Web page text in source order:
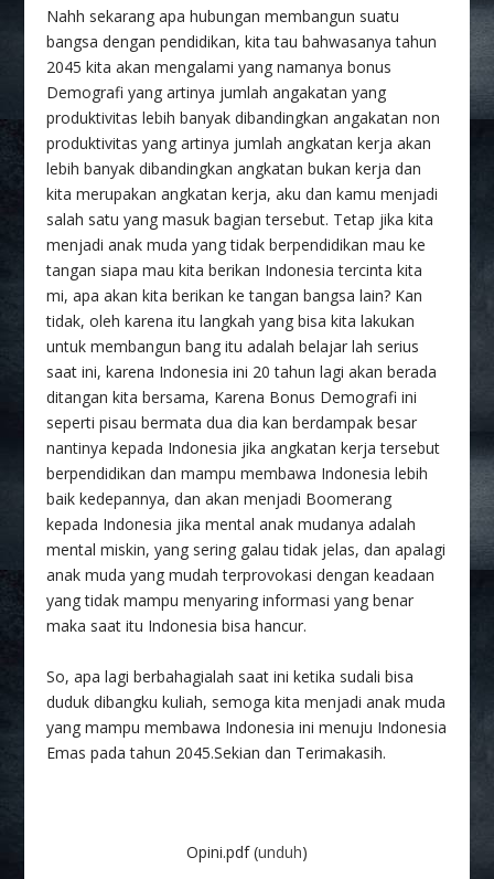
Nahh sekarang apa hubungan membangun suatu
bangsa dengan pendidikan, kita tau bahwasanya tahun
2045 kita akan mengalami yang namanya bonus
Demografi yang artinya jumlah angakatan yang
produktivitas lebih banyak dibandingkan angakatan non
produktivitas yang artinya jumlah angkatan kerja akan
lebih banyak dibandingkan angkatan bukan kerja dan
kita merupakan angkatan kerja, aku dan kamu menjadi
salah satu yang masuk bagian tersebut. Tetap jika kita
menjadi anak muda yang tidak berpendidikan mau ke
tangan siapa mau kita berikan Indonesia tercinta kita
mi, apa akan kita berikan ke tangan bangsa lain? Kan
tidak, oleh karena itu langkah yang bisa kita lakukan
untuk membangun bang itu adalah belajar lah serius
saat ini, karena Indonesia ini 20 tahun lagi akan berada
ditangan kita bersama, Karena Bonus Demografi ini
seperti pisau bermata dua dia kan berdampak besar
nantinya kepada Indonesia jika angkatan kerja tersebut
berpendidikan dan mampu membawa Indonesia lebih
baik kedepannya, dan akan menjadi Boomerang
kepada Indonesia jika mental anak mudanya adalah
mental miskin, yang sering galau tidak jelas, dan apalagi
anak muda yang mudah terprovokasi dengan keadaan
yang tidak mampu menyaring informasi yang benar
maka saat itu Indonesia bisa hancur.
So, apa lagi berbahagialah saat ini ketika sudali bisa
duduk dibangku kuliah, semoga kita menjadi anak muda
yang mampu membawa Indonesia ini menuju Indonesia
Emas pada tahun 2045.Sekian dan Terimakasih.
Opini.pdf (unduh)